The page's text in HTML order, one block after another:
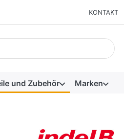
KONTAKT
erscheinen automatisch
und Zubehör Marken